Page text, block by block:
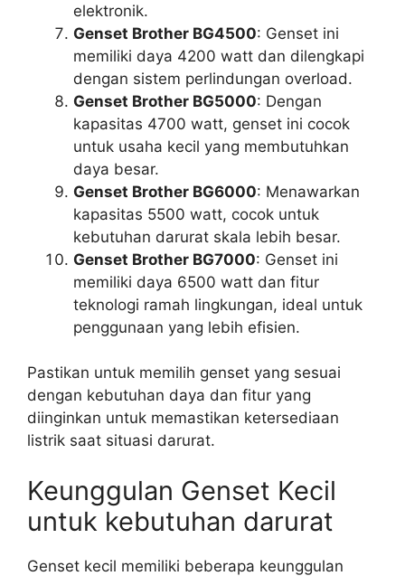
elektronik.
Genset Brother BG4500: Genset ini
memiliki daya 4200 watt dan dilengkapi
dengan sistem perlindungan overload.
Genset Brother BG5000: Dengan
kapasitas 4700 watt, genset ini cocok
untuk usaha kecil yang membutuhkan
daya besar.
Genset Brother BG6000: Menawarkan
kapasitas 5500 watt, cocok untuk
kebutuhan darurat skala lebih besar.
Genset Brother BG7000: Genset ini
memiliki daya 6500 watt dan fitur
teknologi ramah lingkungan, ideal untuk
penggunaan yang lebih efisien.
Pastikan untuk memilih genset yang sesuai
dengan kebutuhan daya dan fitur yang
diinginkan untuk memastikan ketersediaan
listrik saat situasi darurat.
Keunggulan Genset Kecil
untuk kebutuhan darurat
Genset kecil memiliki beberapa keunggulan